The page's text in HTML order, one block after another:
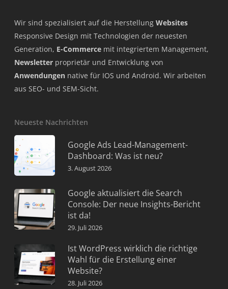
Wir sind spezialisiert auf die Herstellung Websites
Responsive Design mit Technologien der neuesten
Generation, E-Commerce mit integriertem Management,
Newsletter proprietär und Entwicklung von
Anwendungen native für IOS und Android. Wir arbeiten
aus SEO- und SEM-Sicht.
Neueste Nachrichten
Google Ads Lead-Management-
Dashboard: Was ist neu?
3. August 2026
Google aktualisiert die Search
Console: Der neue Insights-Bericht
ist da!
29. Juli 2026
Ist WordPress wirklich die richtige
Wahl für die Erstellung einer
Website?
28. Juli 2026